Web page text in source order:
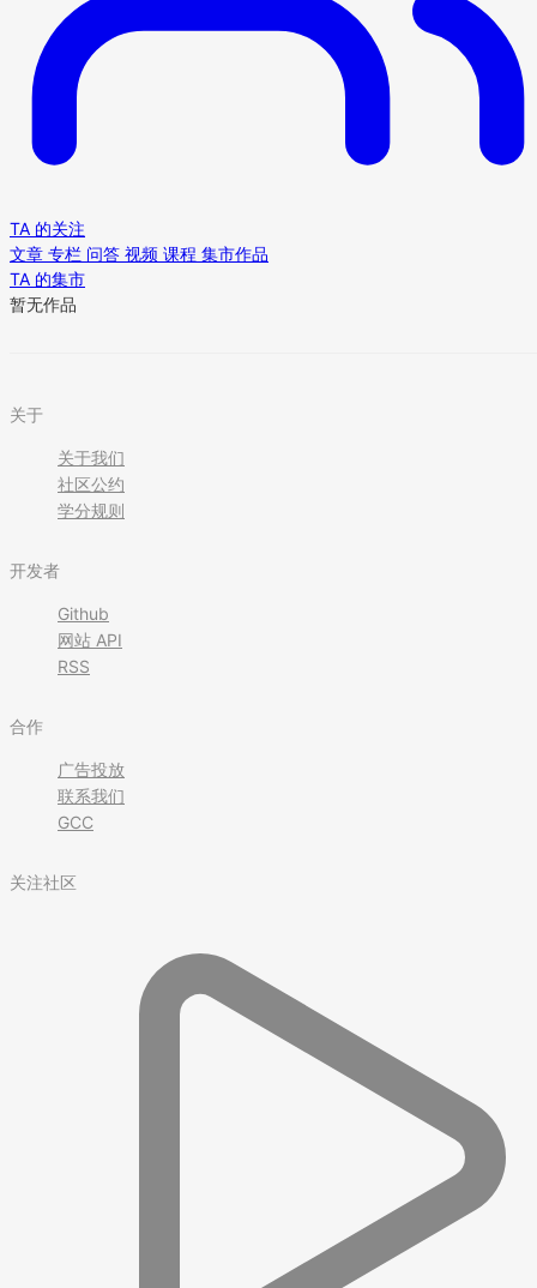
TA 的关注
文章 专栏 问答 视频 课程 集市作品
TA 的集市
暂无作品
关于
关于我们
社区公约
学分规则
开发者
Github
网站 API
RSS
合作
广告投放
联系我们
GCC
关注社区